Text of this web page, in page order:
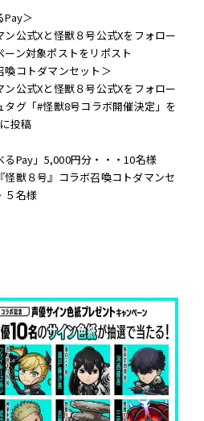
Pay＞
公式Xと怪獣８号公式Xをフォロー
ン対象ポストをリポスト
喚コトダマンセット＞
公式Xと怪獣８号公式Xをフォロー
グ「#怪獣8号コラボ開催決定」を
投稿
るPay」5,000円分・・・10名様
怪獣８号』コラボ召喚コトダマンセ
５名様